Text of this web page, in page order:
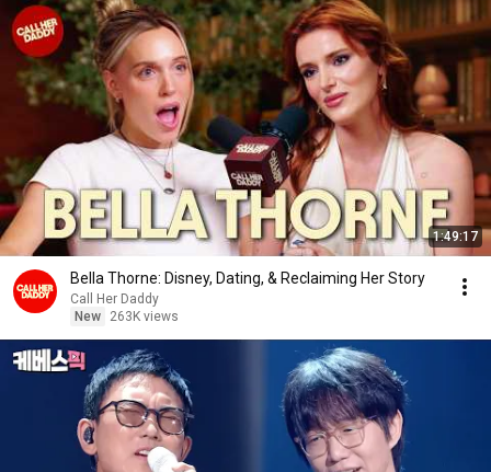
1:49:17
Bella Thorne: Disney, Dating, & Reclaiming Her Story
Call Her Daddy
New
263K views